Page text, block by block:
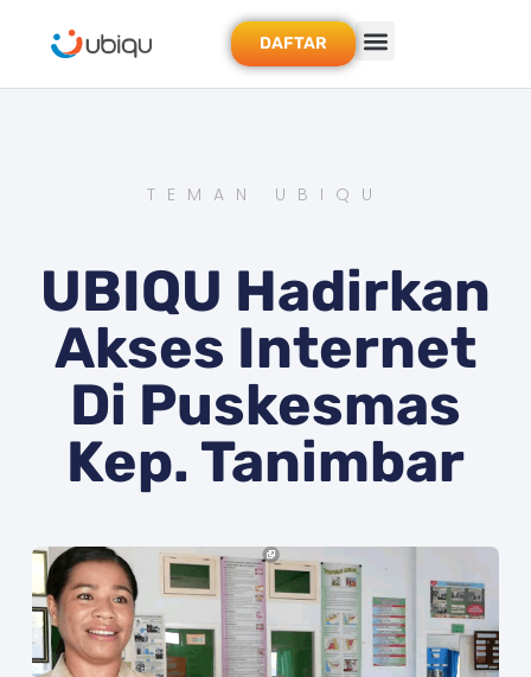
DAFTAR
TEMAN UBIQU
UBIQU Hadirkan
Akses Internet
Di Puskesmas
Kep. Tanimbar